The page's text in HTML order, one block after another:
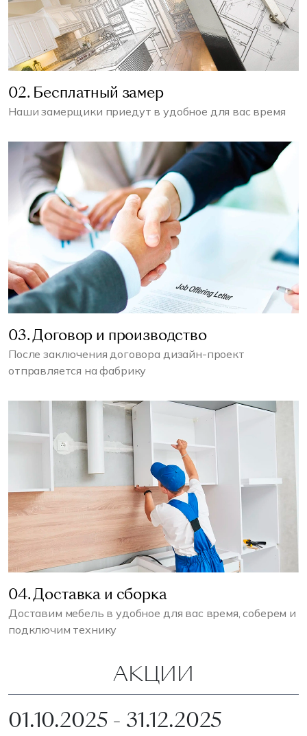
02. Бесплатный замер
Наши замерщики приедут в удобное для вас время
03. Договор и производство
После заключения договора дизайн-проект
отправляется на фабрику
04. Доставка и сборка
Доставим мебель в удобное для вас время, соберем и
подключим технику
АКЦИИ
01.10.2025 - 31.12.2025